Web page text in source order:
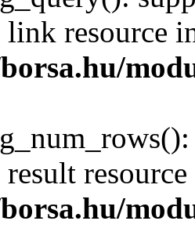
link resource